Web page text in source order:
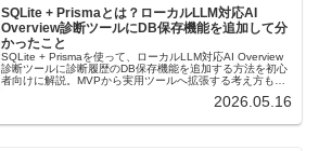
SQLite + Prismaとは？ローカルLLM対応AI
Overview診断ツールにDB保存機能を追加して分
かったこと
SQLite + Prismaを使って、ローカルLLM対応AI Overview
診断ツールに診断履歴のDB保存機能を追加する方法を初心
者向けに解説。MVPから実用ツールへ拡張する考え方も紹
2026.05.16